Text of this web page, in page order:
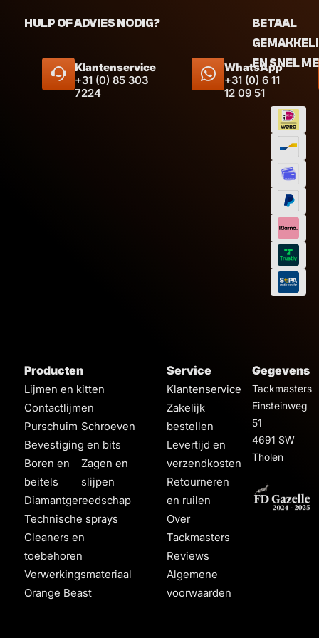
Inhoud
HULP OF ADVIES NODIG?
Klantenservice
+31 (0) 85 303
7224
WhatsApp
+31 (0) 6 11
12 09 51
BETAAL
EN SNEL
Producten
Lijmen en kitten
Contactlijmen
Purschuim Schroeven
Bevestiging en bits
Boren en
beitels
Zagen en
slijpen
Diamantgereedschap
Technische sprays
Cleaners en
toebehoren
Verwerkingsmateriaal
Orange Beast
Service
Klantenservice
Zakelijk
bestellen
Levertijd en
verzendkosten
Retourneren
en ruilen
Over
Tackmasters
Reviews
Algemene
voorwaarden
Gegevens
Tackmasters
Einsteinweg
51
4691 SW
Tholen